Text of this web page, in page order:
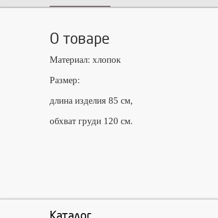
О товаре
Материал: хлопок
Размер:
длина изделия 85 см,
обхват груди 120 см.
Каталог